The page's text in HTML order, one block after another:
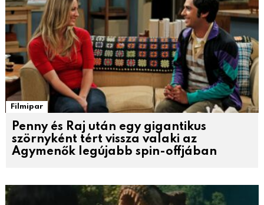
Filmipar
Penny és Raj után egy gigantikus
szörnyként tért vissza valaki az
Agymenők legújabb spin-offjában